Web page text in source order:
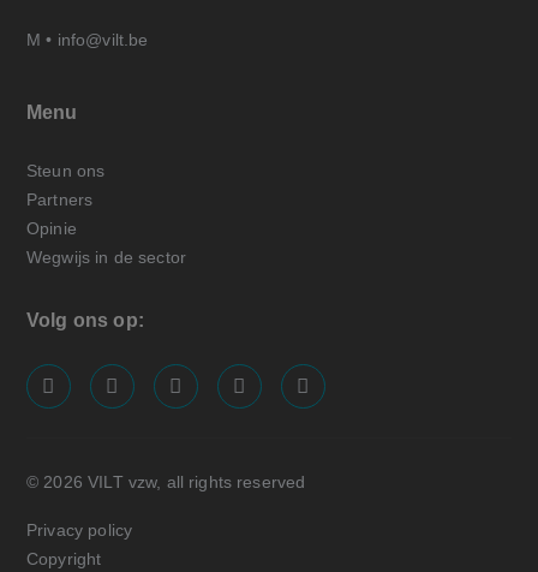
M • info@vilt.be
Menu
Steun ons
Partners
Opinie
Wegwijs in de sector
Volg ons op:
screenreader.visit us on our facebook page: https://
screenreader.visit us on our linkedin page:
screenreader.visit us on our
screenreader.visit us on our x
screenreader.visit us on
© 2026 VILT vzw, all rights reserved
Privacy policy
Copyright